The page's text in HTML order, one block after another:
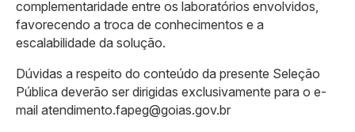
complementaridade entre os laboratórios envolvidos,
favorecendo a troca de conhecimentos e a
escalabilidade da solução.
Dúvidas a respeito do conteúdo da presente Seleção
Pública deverão ser dirigidas exclusivamente para o e-
mail atendimento.fapeg@goias.gov.br